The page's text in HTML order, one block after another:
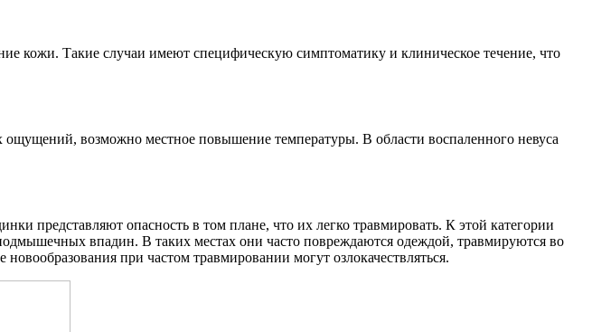
кожи. Такие случаи имеют специфическую симптоматику и клиническое течение, что
возможно местное повышение температуры. В области воспаленного невуса
представляют опасность в том плане, что их легко травмировать. К этой категории
впадин. В таких местах они часто повреждаются одеждой, травмируются во
при частом травмировании могут озлокачествляться.